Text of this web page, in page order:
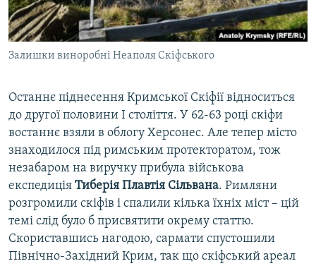
Залишки виноробні Неаполя Скіфського
Останнє піднесення Кримської Скіфії відноситься
до другої половини I століття. У 62-63 році скіфи
востаннє взяли в облогу Херсонес. Але тепер місто
знаходилося під римським протекторатом, тож
незабаром на виручку прибула військова
експедиція Тиберія Плавтія Сільвана. Римляни
розгромили скіфів і спалили кілька їхніх міст – цій
темі слід було б присвятити окрему статтю.
Скориставшись нагодою, сармати спустошили
Північно-Західний Крим, так що скіфський ареал